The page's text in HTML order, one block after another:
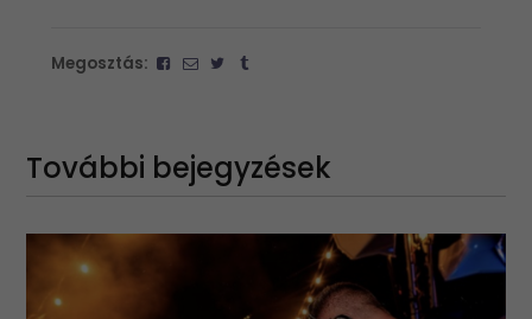
Megosztás:
További bejegyzések